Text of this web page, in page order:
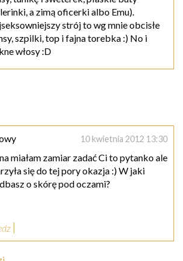
a zimą oficerki albo Emu).
strój to wg mnie obcisłe
szpilki, top i fajna torebka :) No i
włosy :D
10 kwietnia 2012 13:30
miałam zamiar zadać Ci to pytanko ale
się do tej pory okazja :) W jaki
o skórę pod oczami?